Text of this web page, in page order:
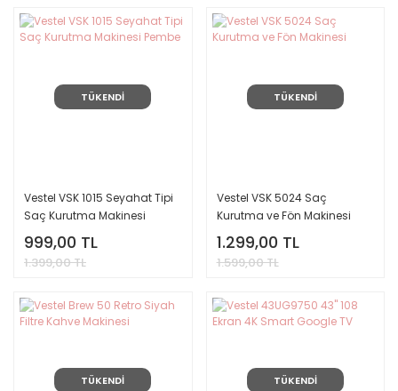
TÜKENDİ
Vestel VSK 1015 Seyahat Tipi
Saç Kurutma Makinesi
Pembe
999,00 TL
1.399,00 TL
TÜKENDİ
Vestel VSK 5024 Saç
Kurutma ve Fön Makinesi
1.299,00 TL
1.599,00 TL
TÜKENDİ TÜKENDİ